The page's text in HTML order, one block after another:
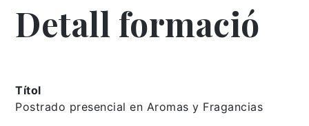
Detall formació
Títol
Postrado presencial en Aromas y Fragancias